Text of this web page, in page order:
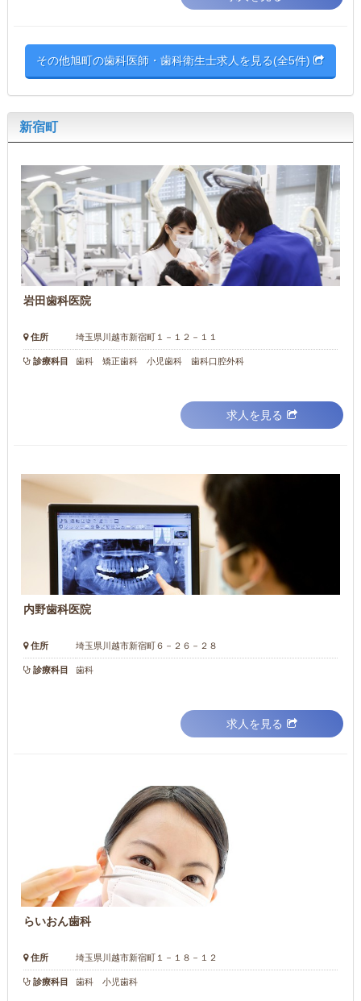
その他旭町の歯科医師・歯科衛生士求人を見る(全5件)
新宿町
岩田歯科医院
住所 埼玉県川越市新宿町１－１２－１１
診療科目 歯科 矯正歯科 小児歯科 歯科口腔外科
求人を見る
内野歯科医院
住所 埼玉県川越市新宿町６－２６－２８
診療科目 歯科
求人を見る
らいおん歯科
住所 埼玉県川越市新宿町１－１８－１２
診療科目 歯科 小児歯科